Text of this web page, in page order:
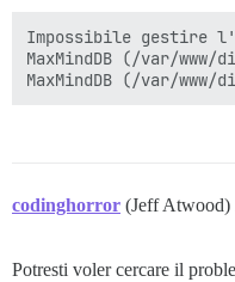
Impossibile gestire
MaxMindDB (/var/
MaxMindDB (/var/
codinghorror (Jeff Atwood)
Potresti voler cercare il